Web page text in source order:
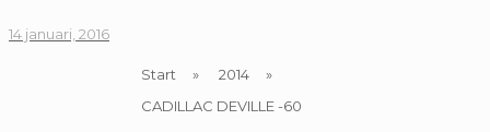
14 januari, 2016
Start » 2014
»
CADILLAC DEVILLE -60